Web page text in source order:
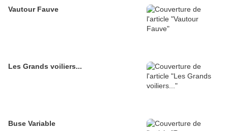
Vautour Fauve
Les Grands voiliers...
Buse Variable